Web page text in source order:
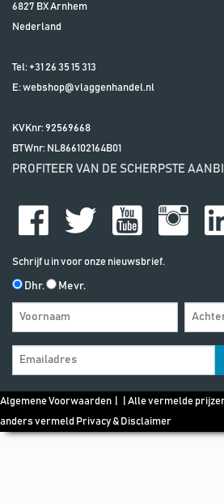
6827 BXArnhem
Nederland
Tel: +31 26 35 15 313
E:webshop@vlaggenhandel.nl
KVKnr: 92569668
BTWnr: NL866102164B01
PROFITEER VAN DE SCHERPSTE
Schrijf u in voor onze nieuwsbrief.
Dhr. Mevr.
Algemene Voorwaarden | | Alle vermelde
anders vermeld Privacy & Disclaimer